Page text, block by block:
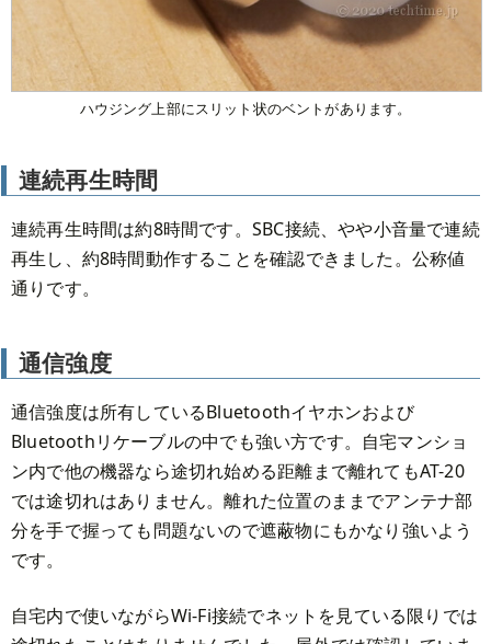
ハウジング上部にスリット状のベントがあります。
連続再生時間
連続再生時間は約8時間です。SBC接続、やや小音量で連続
再生し、約8時間動作することを確認できました。公称値
通りです。
通信強度
通信強度は所有しているBluetoothイヤホンおよび
Bluetoothリケーブルの中でも強い方です。自宅マンショ
ン内で他の機器なら途切れ始める距離まで離れてもAT-20
では途切れはありません。離れた位置のままでアンテナ部
分を手で握っても問題ないので遮蔽物にもかなり強いよう
です。
自宅内で使いながらWi-Fi接続でネットを見ている限りでは